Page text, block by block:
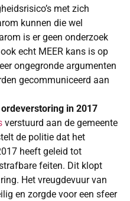
met zich
kunnen die wel
is er geen onderzoek
echt MEER kans is op
ongegronde argumenten
gecommuniceerd aan
in 2017
verstuurd aan de gemeente
de politie dat het
heeft geleid tot
feiten. Dit klopt
Het vreugdevuur van
en zorgde voor een sfeer